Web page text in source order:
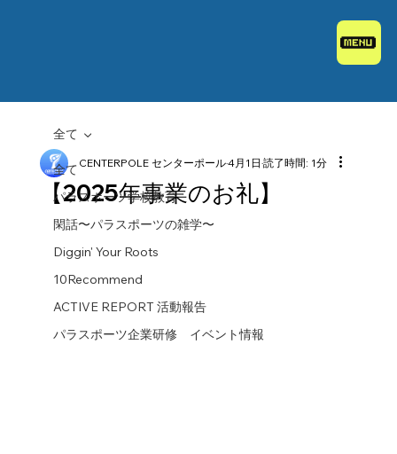
全て
パラスポーツ学校教育
閑話〜パラスポーツの雑学〜
Diggin' Your Roots
10Recommend
ACTIVE REPORT 活動報告
パラスポーツ企業研修 イベント情報
全て
【2025年事業のお礼】
CENTERPOLE センターポール4月1日 読了時間: 1分